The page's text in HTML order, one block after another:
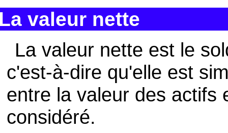
valeur nette
La valeur nette est le
c'est-à-dire qu'elle est
entre la valeur des actifs
considéré.